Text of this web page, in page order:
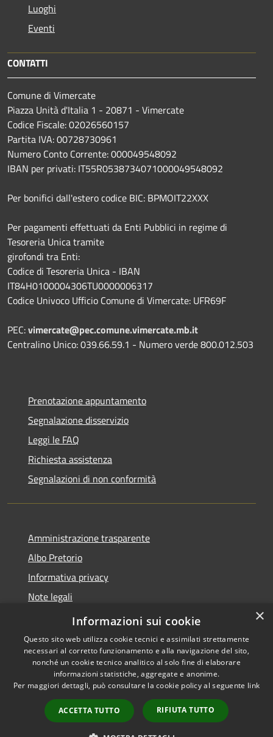
Luoghi
Eventi
CONTATTI
Comune di Vimercate
Piazza Unità d'Italia 1 - 20871 - Vimercate
Codice Fiscale: 02026560157
Partita IVA: 00728730961
Numero Conto Corrente: 000049548092
IBAN per privati: IT55R0538734071000049548092
Per bonifici dall'estero codice BIC: BPMOIT22XXX
Per pagamenti effettuati da Enti Pubblici in regime di
Tesoreria Unica tramite
girofondi tra Enti:
Codice di Tesoreria Unica - IBAN
IT84H0100004306TU0000006317
Codice Univoco Ufficio Comune di Vimercate: UFR69F
PEC:vimercate@pec.comune.vimercate.mb.it
Centralino Unico: 039.66.59.1 - Numero verde 800.012.503
Prenotazione appuntamento
Segnalazione disservizio
Leggi le FAQ
Richiesta assistenza
Segnalazioni di non conformità
Amministrazione trasparente
Albo Pretorio
Informativa privacy
Note legali
Dichiarazione di accessibilità
Accessibilità
Copyright © 2026 • Città di
Vimercate • Powered by
Municipium•
Accesso
redazione
×
Informazioni sui cookie
Questo sito web utilizza cookie tecnici e assimilati strettamente
necessari al corretto funzionamento e alla navigazione del sito,
nonché un cookie tecnico analitico al solo fine di elaborare
informazioni statistiche, aggregate e anonime.
Per maggiori dettagli, può consultare la cookie policy al seguente link
ACCETTA TUTTO RIFIUTA TUTTO